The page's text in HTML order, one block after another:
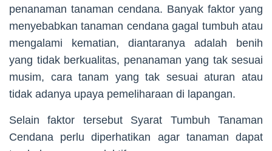
penanaman tanaman cendana. Banyak faktor yang
menyebabkan tanaman cendana gagal tumbuh atau
mengalami kematian, diantaranya adalah benih
yang tidak berkualitas, penanaman yang tak sesuai
musim, cara tanam yang tak sesuai aturan atau
tidak adanya upaya pemeliharaan di lapangan.
Selain faktor tersebut Syarat Tumbuh Tanaman
Cendana perlu diperhatikan agar tanaman dapat